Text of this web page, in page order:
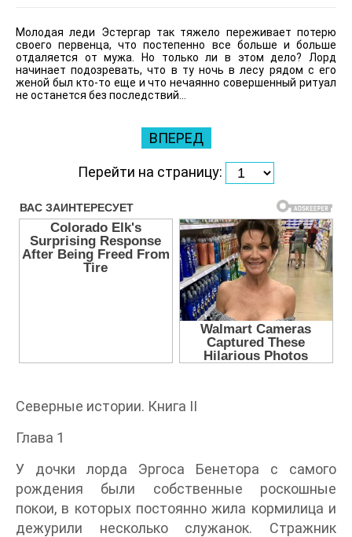
Молодая леди Эстергар так тяжело переживает потерю
своего первенца, что постепенно все больше и больше
отдаляется от мужа. Но только ли в этом дело? Лорд
начинает подозревать, что в ту ночь в лесу рядом с его
женой был кто-то еще и что нечаянно совершенный ритуал
не останется без последствий…
ВПЕРЕД
Перейти на страницу:
Северные истории. Книга II
Глава 1
У дочки лорда Эргоса Бенетора с самого
рождения были собственные роскошные
покои, в которых постоянно жила кормилица и
дежурили несколько служанок. Стражник